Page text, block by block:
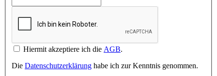
Hiermit akzeptiere ich die AGB.
Die Datenschutzerklärung habe ich zur Kenntnis genommen.